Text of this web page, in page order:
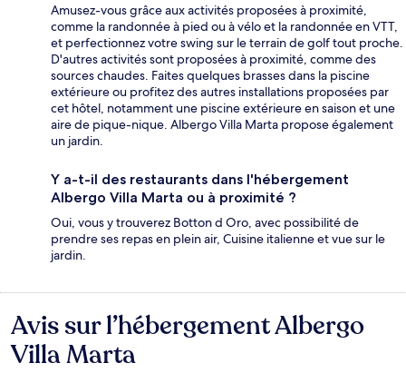
Amusez-vous grâce aux activités proposées à proximité,
comme la randonnée à pied ou à vélo et la randonnée en VTT,
et perfectionnez votre swing sur le terrain de golf tout proche.
D'autres activités sont proposées à proximité, comme des
sources chaudes. Faites quelques brasses dans la piscine
extérieure ou profitez des autres installations proposées par
cet hôtel, notamment une piscine extérieure en saison et une
aire de pique-nique. Albergo Villa Marta propose également
un jardin.
Y a-t-il des restaurants dans l'hébergement
Albergo Villa Marta ou à proximité ?
Oui, vous y trouverez Botton d Oro, avec possibilité de
prendre ses repas en plein air, Cuisine italienne et vue sur le
jardin.
Avis
Avis sur l’hébergement Albergo
Villa Marta